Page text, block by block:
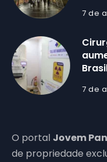
7 de
7 de
O portal Jovem
de propriedade